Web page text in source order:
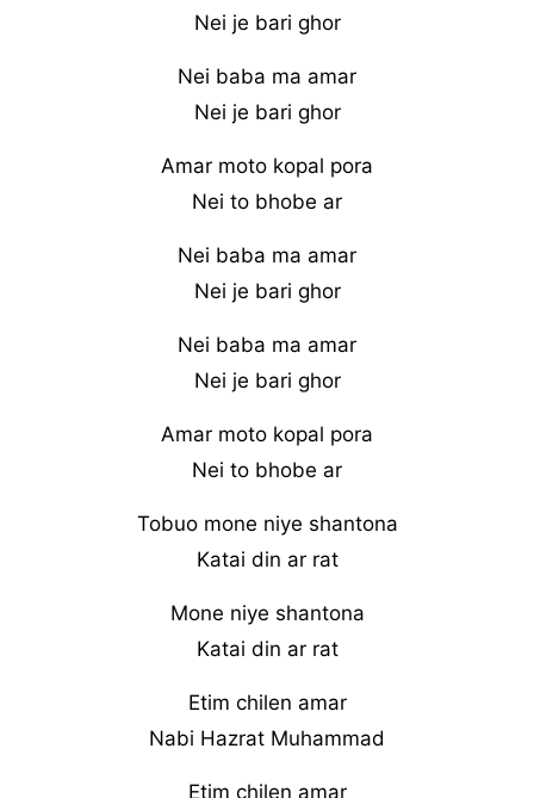
Nei je bari ghor
Nei baba ma amar
Nei je bari ghor
Amar moto kopal pora
Nei to bhobe ar
Nei baba ma amar
Nei je bari ghor
Nei baba ma amar
Nei je bari ghor
Amar moto kopal pora
Nei to bhobe ar
Tobuo mone niye shantona
Katai din ar rat
Mone niye shantona
Katai din ar rat
Etim chilen amar
Nabi Hazrat Muhammad
Etim chilen amar